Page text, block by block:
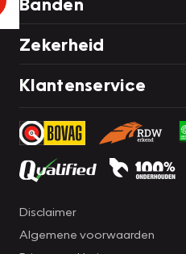
Zekerheid
Klantenservice
Disclaimer
Algemene voorwaarden